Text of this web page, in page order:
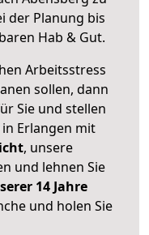
der Planung bis
Hab & Gut.
Arbeitsstress
sollen, dann
Sie und stellen
in Erlangen mit
, unsere
und lehnen Sie
14 Jahre
und holen Sie